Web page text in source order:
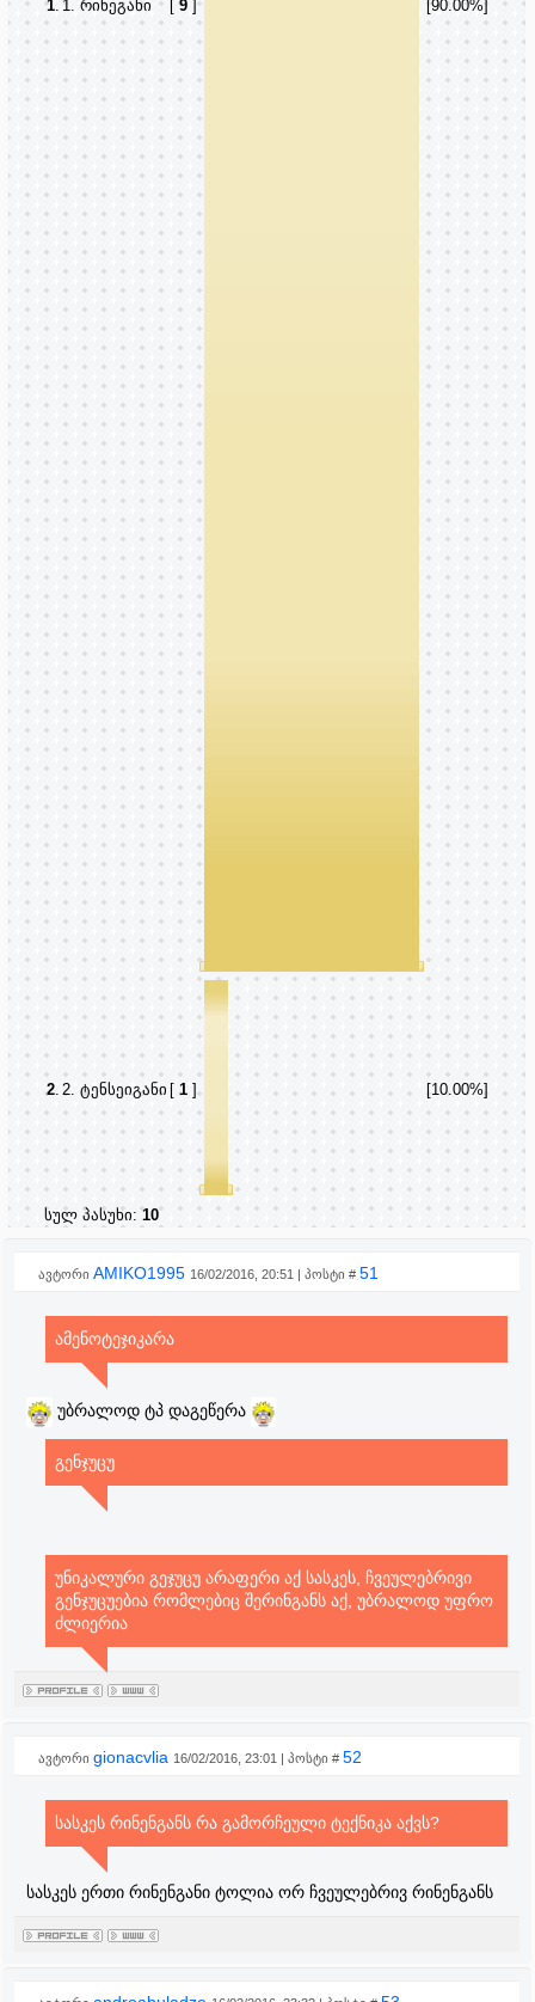
1. 1. რინეგანი [9] [90.00%]
2. 2. ტენსეიგანი [1] [10.00%]
სულ პასუხი:10
ავტორი AMIKO1995 16/02/2016, 20:51 | პოსტი # 51
ამენოტეჯიკარა
უბრალოდ ტპ დაგეწერა
გენჯუცუ
უნიკალური გეჯუცუ არაფერი აქ სასკეს, ჩვეულებრივი
გენჯუცუებია რომლებიც შერინგანს აქ, უბრალოდ უფრო
ძლიერია
ავტორი gionacvlia 16/02/2016, 23:01 | პოსტი # 52
სასკეს რინენგანს რა გამორჩეული ტექნიკა აქვს?
სასკეს ერთი რინენგანი ტოლია ორ ჩვეულებრივ რინენგანს